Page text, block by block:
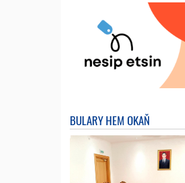
BULARY HEM OKAŇ